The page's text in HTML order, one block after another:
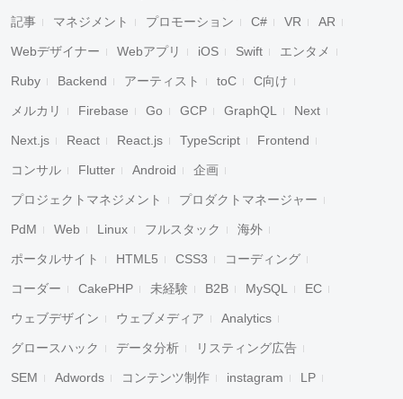
記事 マネジメント プロモーション C# VR AR
Webデザイナー Webアプリ iOS Swift エンタメ
Ruby Backend アーティスト toC C向け
メルカリ Firebase Go GCP GraphQL Next
Next.js React React.js TypeScript Frontend
コンサル Flutter Android 企画
プロジェクトマネジメント プロダクトマネージャー
PdM Web Linux フルスタック 海外
ポータルサイト HTML5 CSS3 コーディング
コーダー CakePHP 未経験 B2B MySQL EC
ウェブデザイン ウェブメディア Analytics
グロースハック データ分析 リスティング広告
SEM Adwords コンテンツ制作 instagram LP